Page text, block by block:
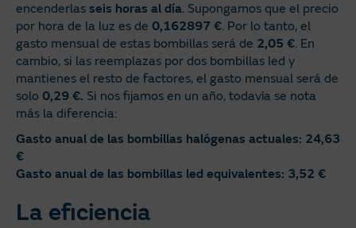
encenderlas seis horas al día. Supongamos que el precio
por hora de la luz es de 0,162897 €. Por lo tanto, el
gasto mensual de estas bombillas será de 2,05 €. En
cambio, si las reemplazas por dos bombillas led y
mantienes el resto de factores, el gasto mensual será de
solo 0,29 €. Si nos fijamos en un año, todavía se nota
más la diferencia:
Gasto anual de las bombillas halógenas actuales: 24,63
€
Gasto anual de las bombillas led equivalentes: 3,52 €
La eficiencia